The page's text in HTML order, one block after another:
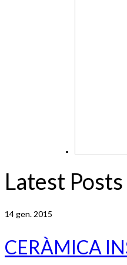
Latest Posts
14gen. 2015
CERÀMICA